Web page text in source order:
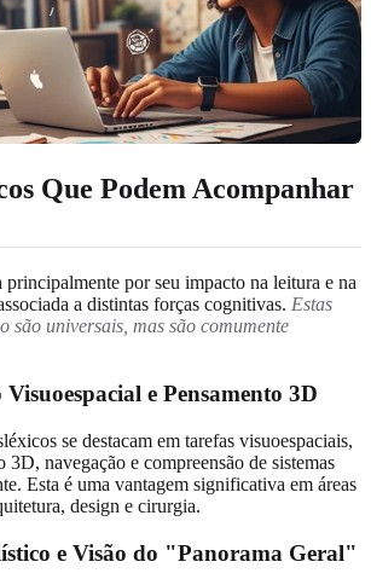
Que Podem Acompanhar
por seu impacto na leitura e na
a distintas forças cognitivas. Estas
são universais, mas são comumente
e Pensamento 3D
se destacam em tarefas visuoespaciais,
3D, navegação e compreensão de sistemas
Esta é uma vantagem significativa em áreas
design e cirurgia.
e Visão do "Panorama Geral"